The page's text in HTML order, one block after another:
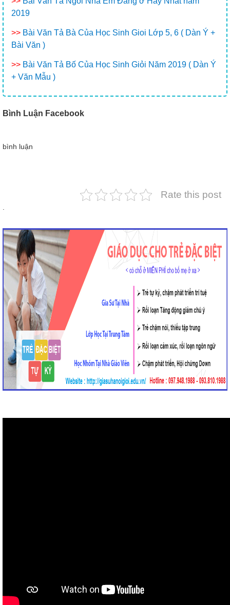
2019
>> Bài Văn Tả Bà Của Học Sinh Gioi Lớp 5, 6 ( Dàn Ý +
Bài Văn )
>> Bài Văn Tả Bố Của Học Sinh Giỏi Năm 2019 ( Dàn Ý
+ Văn Mẫu )
Bình Luận Facebook
bình luận
Rate this post